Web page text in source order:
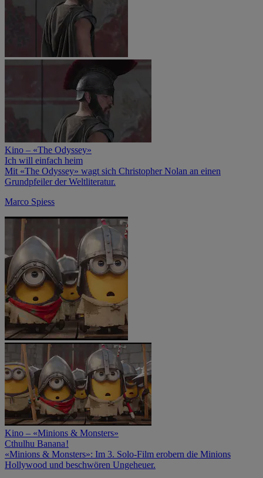
Kino – «The Odyssey»
Ich will einfach heim
Mit «The Odyssey» wagt sich Christopher Nolan an einen
Grundpfeiler der Weltliteratur.
Marco Spiess
Kino – «Minions & Monsters»
Cthulhu Banana !
«Minions & Monsters»: Im 3. Solo-Film erobern die Minions
Hollywood und beschwören Ungeheuer.